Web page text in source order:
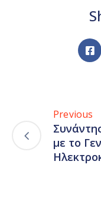
Previous
με το